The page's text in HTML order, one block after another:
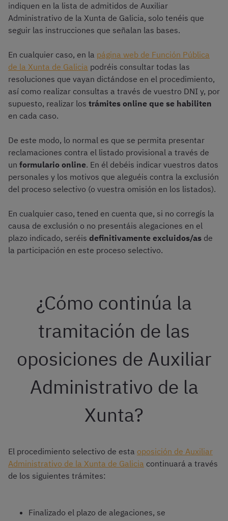
indiquen en la lista de admitidos de Auxiliar
Administrativo de la Xunta de Galicia, solo tenéis que
seguir las instrucciones que señalan las bases.
En cualquier caso, en la página web de Función Pública
de la Xunta de Galicia podréis consultar todas las
resoluciones que vayan dictándose en el procedimiento,
así como realizar consultas a través de vuestro DNI y, por
supuesto, realizar los trámites online que se habiliten
en cada caso.
De este modo, lo normal es que se permita presentar
reclamaciones contra el listado provisional a través de
un formulario online. En él debéis indicar vuestros datos
personales y los motivos que aleguéis contra la exclusión
del proceso selectivo (o vuestra omisión en los listados).
En cualquier caso, tened en cuenta que, si no corregís la
causa de exclusión o no presentáis alegaciones en el
plazo indicado, seréis definitivamente excluidos/as de
la participación en este proceso selectivo.
¿Cómo continúa la
tramitación de las
oposiciones de Auxiliar
Administrativo de la
Xunta?
El procedimiento selectivo de esta oposición de Auxiliar
Administrativo de la Xunta de Galicia continuará a través
de los siguientes trámites:
Finalizado el plazo de alegaciones, se